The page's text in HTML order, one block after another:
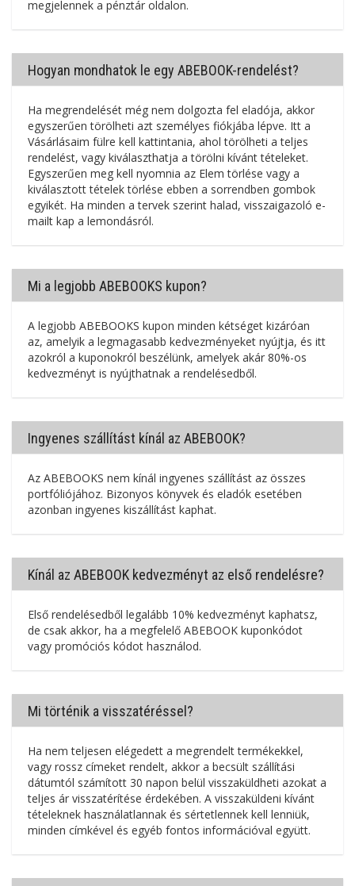
megjelennek a pénztár oldalon.
Hogyan mondhatok le egy ABEBOOK-rendelést?
Ha megrendelését még nem dolgozta fel eladója, akkor
egyszerűen törölheti azt személyes fiókjába lépve. Itt a
Vásárlásaim fülre kell kattintania, ahol törölheti a teljes
rendelést, vagy kiválaszthatja a törölni kívánt tételeket.
Egyszerűen meg kell nyomnia az Elem törlése vagy a
kiválasztott tételek törlése ebben a sorrendben gombok
egyikét. Ha minden a tervek szerint halad, visszaigazoló e-
mailt kap a lemondásról.
Mi a legjobb ABEBOOKS kupon?
A legjobb ABEBOOKS kupon minden kétséget kizáróan
az, amelyik a legmagasabb kedvezményeket nyújtja, és itt
azokról a kuponokról beszélünk, amelyek akár 80%-os
kedvezményt is nyújthatnak a rendelésedből.
Ingyenes szállítást kínál az ABEBOOK?
Az ABEBOOKS nem kínál ingyenes szállítást az összes
portfóliójához. Bizonyos könyvek és eladók esetében
azonban ingyenes kiszállítást kaphat.
Kínál az ABEBOOK kedvezményt az első rendelésre?
Első rendelésedből legalább 10% kedvezményt kaphatsz,
de csak akkor, ha a megfelelő ABEBOOK kuponkódot
vagy promóciós kódot használod.
Mi történik a visszatéréssel?
Ha nem teljesen elégedett a megrendelt termékekkel,
vagy rossz címeket rendelt, akkor a becsült szállítási
dátumtól számított 30 napon belül visszaküldheti azokat a
teljes ár visszatérítése érdekében. A visszaküldeni kívánt
tételeknek használatlannak és sértetlennek kell lenniük,
minden címkével és egyéb fontos információval együtt.